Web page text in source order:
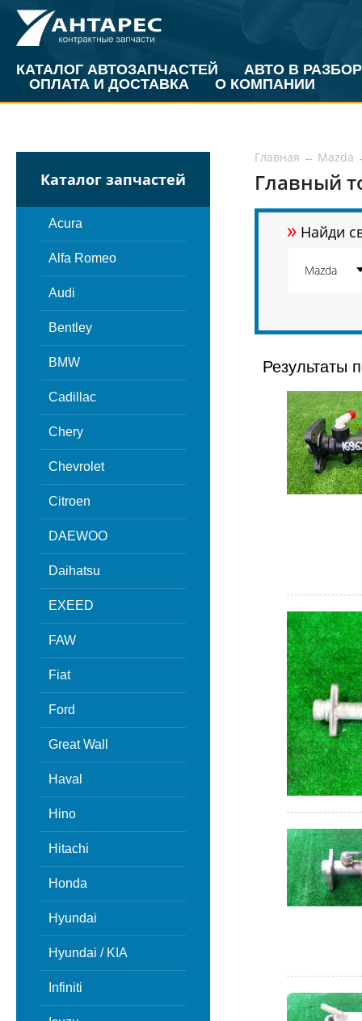
КАТАЛОГ АВТОЗАПЧАСТЕЙ
АВТО В РАЗБОР
ОПЛАТА И ДОСТАВКА
О КОМПАНИИ
Каталог запчастей
Acura
Alfa Romeo
Audi
Bentley
BMW
Cadillac
Chery
Chevrolet
Citroen
DAEWOO
Daihatsu
EXEED
FAW
Fiat
Ford
Great Wall
Haval
Hino
Hitachi
Honda
Hyundai
Hyundai / KIA
Infiniti
Главная ← Mazda
Главный
» Найди
Результаты